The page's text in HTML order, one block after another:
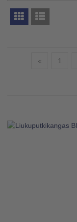
«Edellinen
1